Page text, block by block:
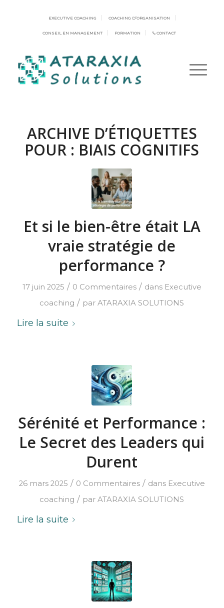
EXECUTIVE COACHING COACHING D’ORGANISATION
CONSEIL EN MANAGEMENT FORMATION CONTACT
ARCHIVE D’ÉTIQUETTES
POUR : BIAIS COGNITIFS
Et si le bien-être était LA
vraie stratégie de
performance ?
17 juin 2025 / 0 Commentaires / dans Executive
coaching / parATARAXIA SOLUTIONS
Lire la suite
Sérénité et Performance :
Le Secret des Leaders qui
Durent
26 mars 2025 / 0 Commentaires / dans Executive
coaching / parATARAXIA SOLUTIONS
Lire la suite